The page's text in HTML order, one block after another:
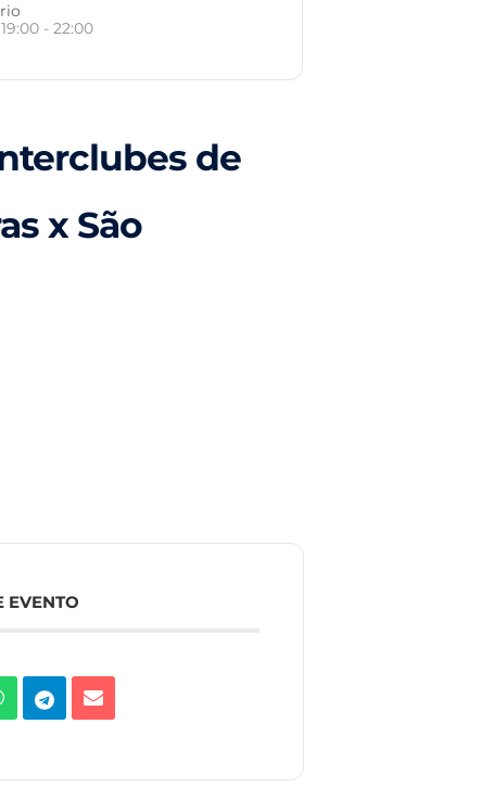
19:00 - 22:00
de
x São
EVENTO